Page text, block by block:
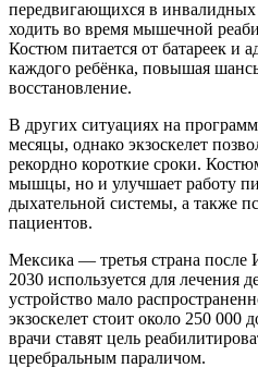
передвигающихся в
ходить во время мышечной
Костюм питается от батареек и
каждого ребёнка, повышая
восстановление.
В других ситуациях на
месяцы, однако экзоскелет
рекордно короткие сроки.
мышцы, но и улучшает работу
дыхательной системы, а также
пациентов.
Мексика — третья страна
2030 используется для лечения
устройство мало
экзоскелет стоит около 250 000
врачи ставят цель
церебральным параличом.